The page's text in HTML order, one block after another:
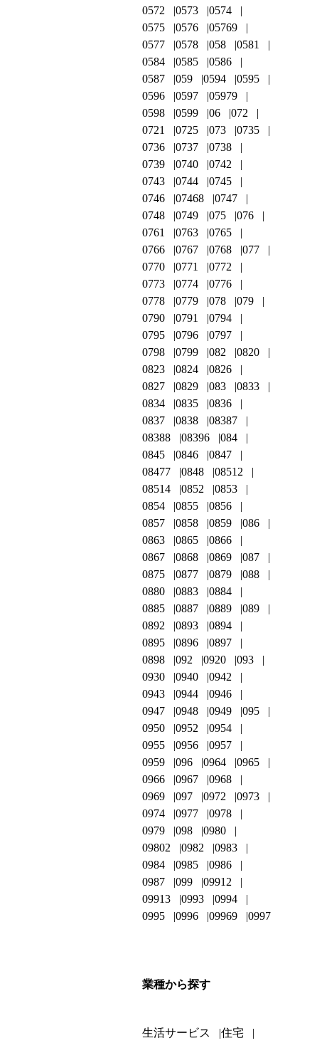
0572
0573
0574
0575
0576
05769
0577
0578 058
0581
0584
0585
0586
0587
059 0594
0595
0596
0597
05979
0598
0599 06
072
0721
0725 073
0735
0736
0737
0738
0739
0740
0742
0743
0744
0745
0746
07468
0747
0748
0749 075
076
0761
0763
0765
0766
0767 0768
077
0770
0771
0772
0773
0774
0776
0778
0779 078
079
0790
0791
0794
0795
0796
0797
0798
0799 082
0820
0823
0824
0826
0827
0829 083
0833
0834
0835
0836
0837
0838
08387
08388
08396
084
0845
0846
0847
08477
0848
08512
08514
0852
0853
0854
0855
0856
0857
0858 0859
086
0863
0865
0866
0867
0868 0869
087
0875
0877 0879
088
0880
0883
0884
0885
0887 0889
089
0892
0893
0894
0895
0896
0897
0898
092 0920
093
0930
0940
0942
0943
0944
0946
0947
0948 0949
095
0950
0952
0954
0955
0956
0957
0959
096 0964
0965
0966
0967
0968
0969
097 0972
0973
0974
0977
0978
0979
098
0980
09802
0982
0983
0984
0985
0986
0987
099
09912
09913
0993
0994
0995
0996 09969 0997
業種から探す
生活サービス 住宅